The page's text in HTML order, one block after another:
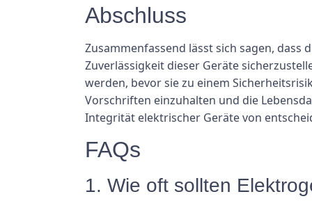
Abschluss
Zusammenfassend lässt sich sagen,
Zuverlässigkeit dieser Geräte
werden, bevor sie zu einem
Vorschriften einzuhalten und die
Integrität elektrischer Geräte von
FAQs
1. Wie oft sollten